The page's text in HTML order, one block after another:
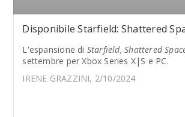
Disponibile Starfield: Shattered
L'espansione di Starfield, Shattered
settembre per Xbox Series X|S e PC.
IRENE GRAZZINI, 2/10/2024